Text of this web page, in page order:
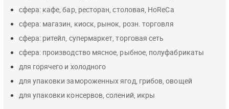
сфера: кафе, бар, ресторан, столовая, HoReCa
сфера: магазин, киоск, рынок, розн. торговля
сфера: ритейл, супермаркет, торговая сеть
сфера: производство мясное, рыбное, полуфабрикаты
для горячего и холодного
для упаковки замороженных ягод, грибов, овощей
для упаковки консервов, солений, икры